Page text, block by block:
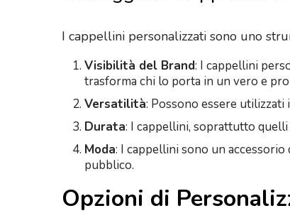
I cappellini personalizzati sono uno
Visibilità del Brand: I cappellini
trasforma chi lo porta in un vero e
Versatilità: Possono essere
Durata: I cappellini, soprattutto
Moda: I cappellini sono un
pubblico.
Opzioni di